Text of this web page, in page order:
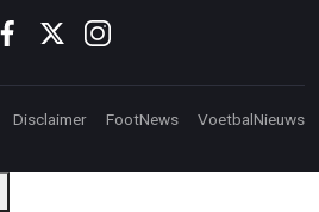
Disclaimer FootNews VoetbalNieuws